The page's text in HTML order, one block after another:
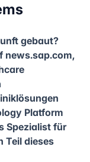
gebaut?
news.sap.com,
Platform
Spezialist für
Teil dieses